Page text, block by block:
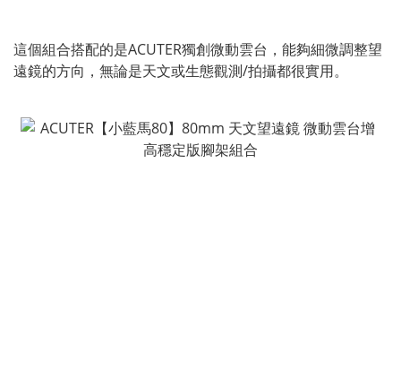
這個組合搭配的是ACUTER獨創微動雲台，能夠細微調整望
遠鏡的方向，無論是天文或生態觀測/拍攝都很實用。